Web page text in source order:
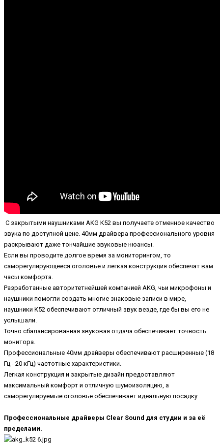
С закрытыми наушниками AKG K52 вы получаете отменное качество
звука по доступной цене. 40мм драйвера профессионального уровня
раскрывают даже тончайшие звуковые нюансы.
Если вы проводите долгое время за мониторингом, то
саморегулирующееся оголовье и легкая конструкция обеспечат вам
часы комфорта.
Разработанные авторитетнейшей компанией AKG, чьи микрофоны и
наушники помогли создать многие знаковые записи в мире,
наушники K52 обеспечивают отличный звук везде, где бы вы его не
услышали.
Точно сбалансированная звуковая отдача обеспечивает точность
монитора.
Профессиональные 40мм драйверы обеспечивают расширенные (18
Гц - 20 кГц) частотные характеристики.
Легкая конструкция и закрытые дизайн предоставляют
максимальный комфорт и отличную шумоизоляцию, а
саморегулируемые оголовье обеспечивает идеальную посадку.
Профессиональные драйверы Clear Sound для студии и за её
пределами.